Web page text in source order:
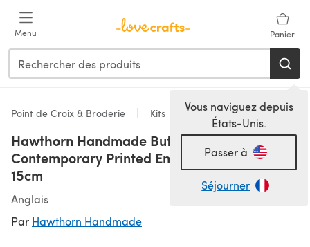
Menu Panier
Vous naviguez depuis
États-Unis.
Passer à
Séjourner
Point de Croix & Broderie Kits
Hawthorn Handmade Butterfly
Contemporary Printed Embroidery Kit - 12 x
15cm
Anglais
Par Hawthorn Handmade